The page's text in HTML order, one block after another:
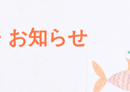
お知らせ